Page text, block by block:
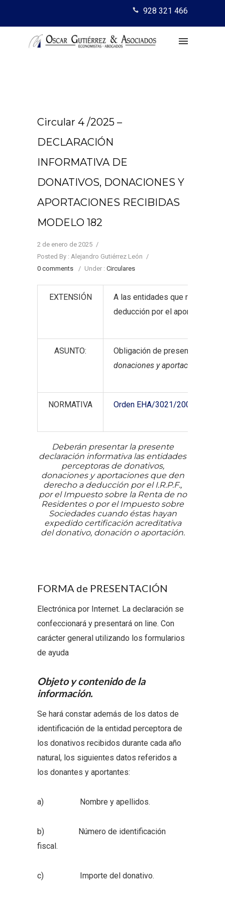
928 321 466
Circular 4 /2025 –
DECLARACIÓN
INFORMATIVA DE
DONATIVOS, DONACIONES Y
APORTACIONES RECIBIDAS
MODELO 182
2 de enero de 2025 /
Posted By : Alejandro Gutiérrez León /
0 comments
/ Under : Circulares
EXTENSIÓN
A las entidades que reciben
deducción por el aportante
ASUNTO: Obligación de presentar la D
donaciones y aportaciones
NORMATIVA Orden EHA/3021/2007
Deberán presentar la presente
declaración informativa las entidades
perceptoras de donativos,
donaciones y aportaciones que den
derecho a deducción por el I.R.P.F.,
por el Impuesto sobre la Renta de no
Residentes o por el Impuesto sobre
Sociedades cuando éstas hayan
expedido certificación acreditativa
del donativo, donación o aportación.
FORMA de PRESENTACIÓN
Electrónica por Internet. La declaración se
confeccionará y presentará on line. Con
carácter general utilizando los formularios
de ayuda
Objeto y contenido de la
información.
Se hará constar además de los datos de
identificación de la entidad perceptora de
los donativos recibidos durante cada año
natural, los siguientes datos referidos a
los donantes y aportantes:
a) Nombre y apellidos.
b) Número de identificación
fiscal.
c) Importe del donativo.